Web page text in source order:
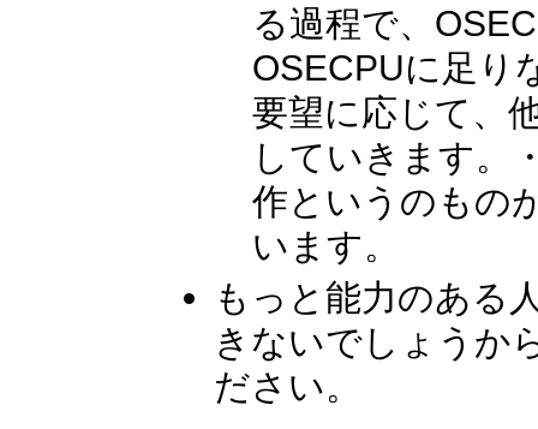
る過程で、
OSECPUに足り
要望に応じて、
していきます。
作というのもの
います。
もっと能力のある
きないでしょうか
ださい。